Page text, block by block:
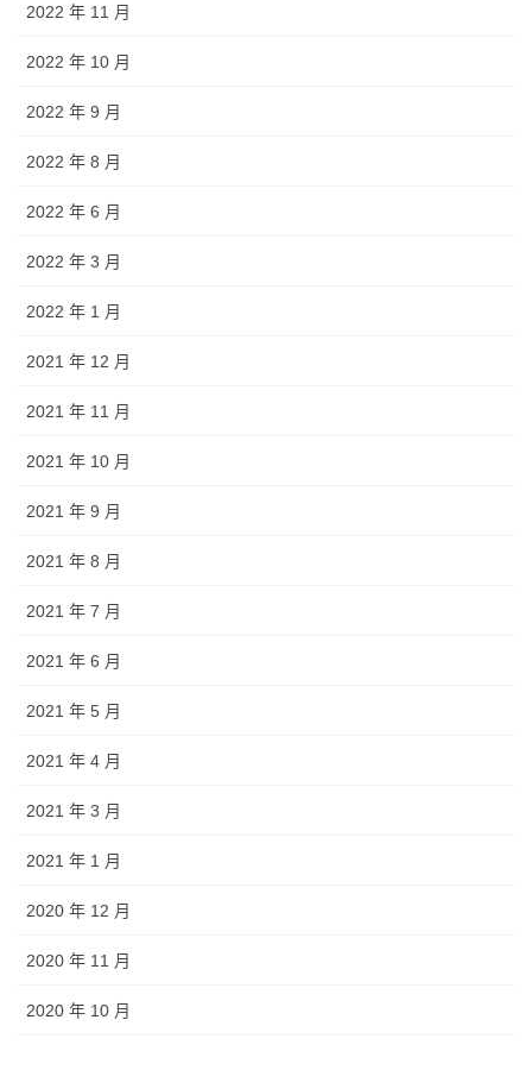
2022 年 11 月
2022 年 10 月
2022 年 9 月
2022 年 8 月
2022 年 6 月
2022 年 3 月
2022 年 1 月
2021 年 12 月
2021 年 11 月
2021 年 10 月
2021 年 9 月
2021 年 8 月
2021 年 7 月
2021 年 6 月
2021 年 5 月
2021 年 4 月
2021 年 3 月
2021 年 1 月
2020 年 12 月
2020 年 11 月
2020 年 10 月